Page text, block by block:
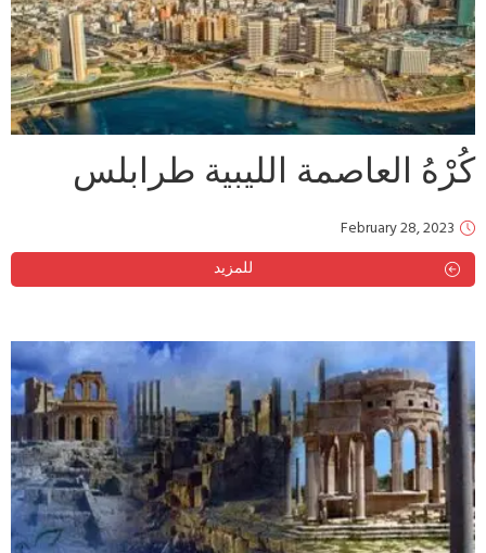
كُرْهُ العاصمة الليبية طرابلس
February 28, 2023
للمزيد